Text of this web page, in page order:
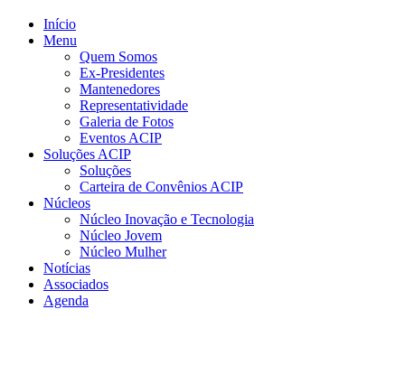
Início
Menu
Quem Somos
Ex-Presidentes
Mantenedores
Representatividade
Galeria de Fotos
Eventos ACIP
Soluções ACIP
Soluções
Carteira de Convênios ACIP
Núcleos
Núcleo Inovação e Tecnologia
Núcleo Jovem
Núcleo Mulher
Notícias
Associados
Agenda